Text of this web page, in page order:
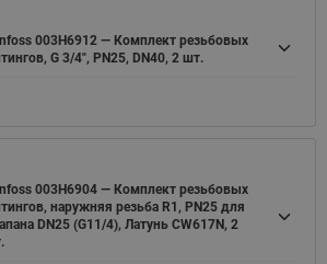
003H6912 — Комплект резьбовых
G 3/4", PN25, DN40, 2 шт.
003H6904 — Комплект резьбовых
наружняя резьба R1, PN25 для
DN25 (G11/4), Латунь CW617N, 2